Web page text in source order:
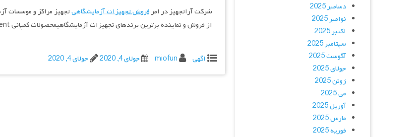
شرکت آراتجهیز در امرفروش تجهیزات آزمایشگاهیتجهیز مراکز و موسسات
از فروش و نماینده برترین برندهای تجهیزات آزمایشگاهیمحصولات کمپانی Agilent آمریکا
اگهی miofun جولای 4, 2020 جولای 4, 2020
دسامبر 2025
نوامبر 2025
اکتبر 2025
سپتامبر 2025
آگوست 2025
جولای 2025
ژوئن 2025
می 2025
آوریل 2025
مارس 2025
فوریه 2025